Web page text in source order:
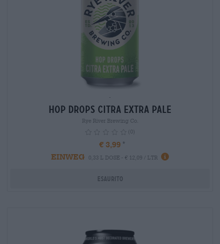
-
HOP DROPS CITRA EXTRA PALE
Rye River Brewing Co.
(0)
€ 3,99
EINWEG
0,33 L DOSE - € 12,09 / LTR info
Esaurito